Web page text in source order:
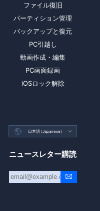
ファイル復旧
パーティション管理
バックアップと復元
PC引越し
動画作成・編集
PC画面録画
iOSロック解除
 日本語 (Japanese) 
ニュースレター購読